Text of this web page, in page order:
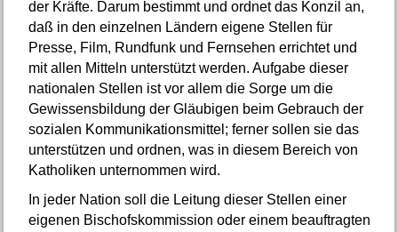
der Kräfte. Darum bestimmt und ordnet das Konzil an,
daß in den einzelnen Ländern eigene Stellen für
Presse, Film, Rundfunk und Fernsehen errichtet und
mit allen Mitteln unterstützt werden. Aufgabe dieser
nationalen Stellen ist vor allem die Sorge um die
Gewissensbildung der Gläubigen beim Gebrauch der
sozialen Kommunikationsmittel; ferner sollen sie das
unterstützen und ordnen, was in diesem Bereich von
Katholiken unternommen wird.
In jeder Nation soll die Leitung dieser Stellen einer
eigenen Bischofskommission oder einem beauftragten